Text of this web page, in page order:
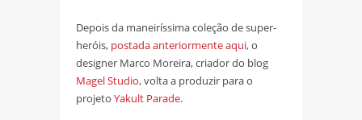
Depois da maneiríssima coleção de super-
heróis, postada anteriormente aqui, o
designer Marco Moreira, criador do blog
Magel Studio, volta a produzir para o
projeto Yakult Parade.